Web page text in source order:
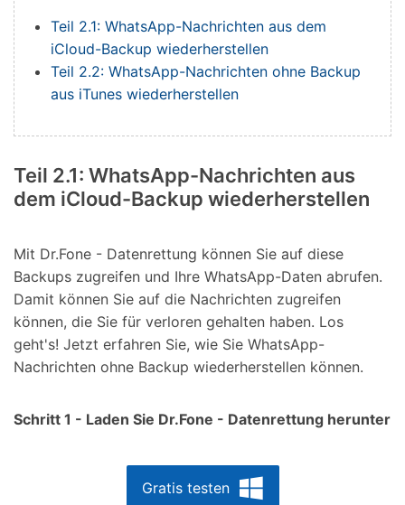
Teil 2.1: WhatsApp-Nachrichten aus dem
iCloud-Backup wiederherstellen
Teil 2.2: WhatsApp-Nachrichten ohne Backup
aus iTunes wiederherstellen
Teil 2.1: WhatsApp-Nachrichten aus
dem iCloud-Backup wiederherstellen
Mit Dr.Fone - Datenrettung können Sie auf diese
Backups zugreifen und Ihre WhatsApp-Daten abrufen.
Damit können Sie auf die Nachrichten zugreifen
können, die Sie für verloren gehalten haben. Los
geht's! Jetzt erfahren Sie, wie Sie WhatsApp-
Nachrichten ohne Backup wiederherstellen können.
Schritt 1 - Laden Sie Dr.Fone - Datenrettung herunter
Gratis testen